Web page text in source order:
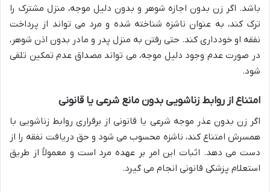
باشد. اگر زن بدون اجازه شوهر و بدون دلیل موجه، منزل مشترک را
ترک کند، به عنوان ناشزه شناخته شده و مرد می تواند از پرداخت
نفقه او خودداری کند. حتی رفتن به منزل پدر و مادر بدون اذن شوهر،
در صورت عدم وجود دلیل موجه، می تواند مصداق عدم تمکین تلقی
شود.
امتناع از روابط زناشویی بدون مانع شرعی یا قانونی
اگر زن بدون عذر موجه شرعی یا قانونی از برقراری روابط زناشویی با
همسرش امتناع کند، ناشزه محسوب می شود و حق دریافت نفقه را از
دست می دهد. اثبات این امر بر عهده مرد است و معمولاً از طریق
استعلام پزشکی قانونی انجام می گیرد.